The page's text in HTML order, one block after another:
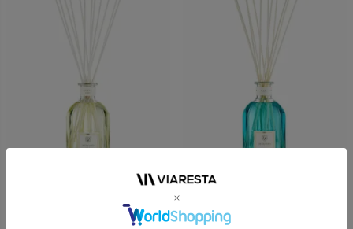
GINGER LIME 2.5L (ジンジャ
ACQUA 2.5L (アクア)